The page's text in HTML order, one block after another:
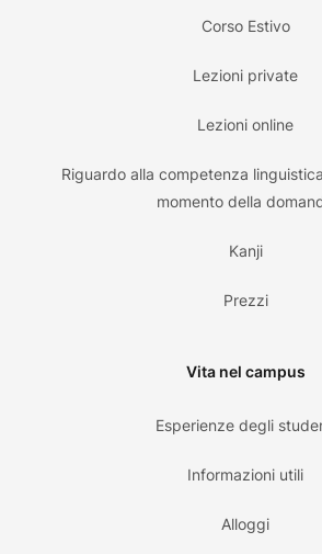
Corso Estivo
Lezioni private
Lezioni online
Riguardo alla competenza
momento della
Kanji
Prezzi
Vita nel campus
Esperienze degli
Informazioni utili
Alloggi